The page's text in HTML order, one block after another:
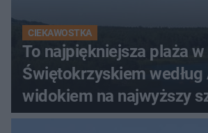
CIEKAWOSTKA
To najpiękniejsza plaża w
Świętokrzyskiem według
widokiem na najwyższy
Świętokrzyskich